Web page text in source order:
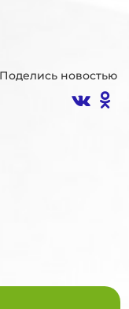
Поделись новостью